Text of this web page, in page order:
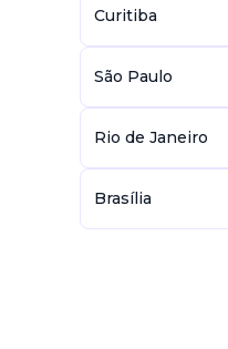
Curitiba
São Paulo
Rio de Janeiro
Brasília